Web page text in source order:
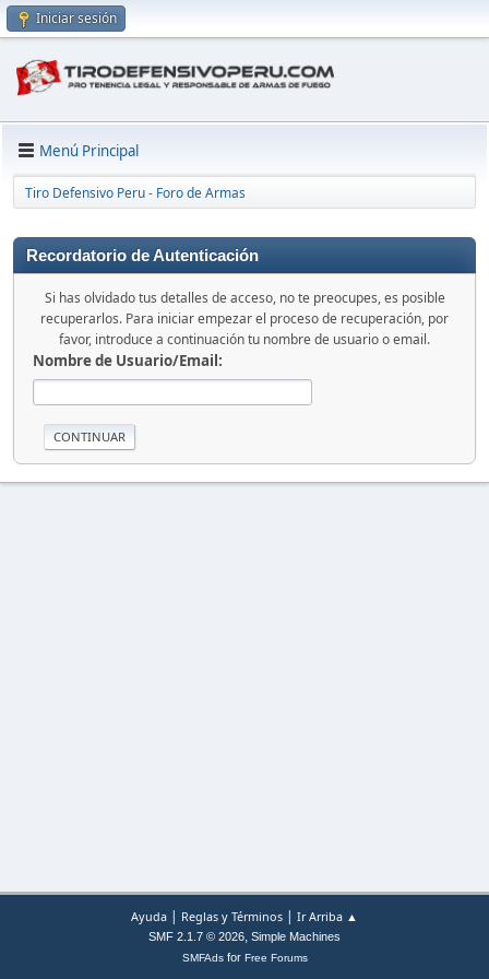
Iniciar sesión
Menú Principal
Tiro Defensivo Peru - Foro de Armas
Recordatorio de Autenticación
Si has olvidado tus detalles de acceso, no te preocupes, es posible
recuperarlos. Para iniciar empezar el proceso de recuperación, por
favor, introduce a continuación tu nombre de usuario o email.
Nombre de Usuario/Email:
Ayuda | Reglas y Términos | Ir Arriba ▲
SMF 2.1.7 © 2026, Simple Machines
SMFAdsfor Free Forums